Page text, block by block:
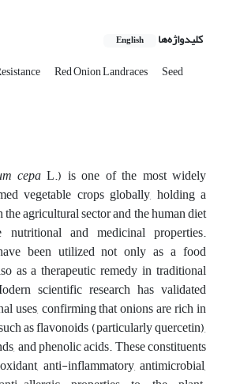
کلیدواژه‌ها English
Red Onion Landraces Seed
cepa L.) is one of the most widely
vegetable crops globally, holding a
agricultural sector and the human diet
and medicinal properties.
been utilized not only as a food
as a therapeutic remedy in traditional
scientific research has validated
uses, confirming that onions are rich in
as flavonoids (particularly quercetin),
and phenolic acids. These constituents
anti-inflammatory, antimicrobial,